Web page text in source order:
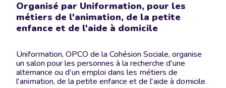
Organisé par Uniformation, pour les
métiers de l'animation, de la petite
enfance et de l'aide à domicile
Uniformation, OPCO de la Cohésion Sociale, organise
un salon pour les personnes à la recherche d'une
alternance ou d'un emploi dans les métiers de
l'animation, de la petite enfance et de l'aide à domicile.